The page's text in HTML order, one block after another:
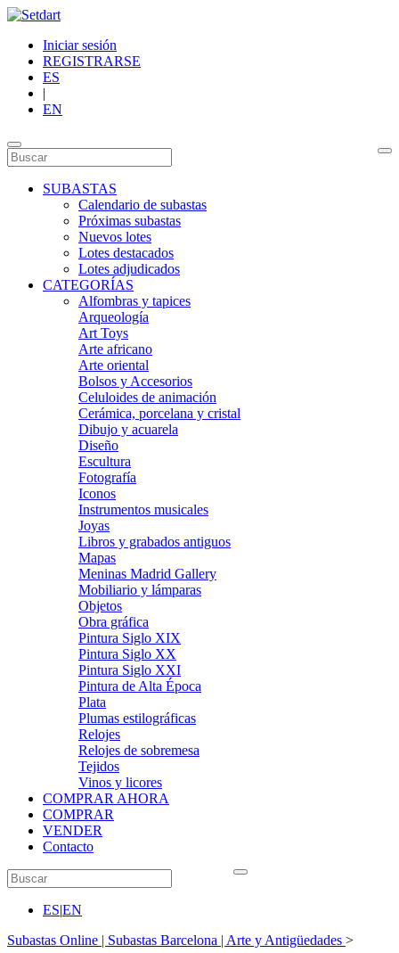
Iniciar sesión
REGISTRARSE
ES
|
EN
SUBASTAS
Calendario de subastas
Próximas subastas
Nuevos lotes
Lotes destacados
Lotes adjudicados
CATEGORÍAS
Alfombras y tapices
Arqueología
Art Toys
Arte africano
Arte oriental
Bolsos y Accesorios
Celuloides de animación
Cerámica, porcelana y cristal
Dibujo y acuarela
Diseño
Escultura
Fotografía
Iconos
Instrumentos musicales
Joyas
Libros y grabados antiguos
Mapas
Meninas Madrid Gallery
Mobiliario y lámparas
Objetos
Obra gráfica
Pintura Siglo XIX
Pintura Siglo XX
Pintura Siglo XXI
Pintura de Alta Época
Plata
Plumas estilográficas
Relojes
Relojes de sobremesa
Tejidos
Vinos y licores
COMPRAR AHORA
COMPRAR
VENDER
Contacto
ES|EN
Subastas Online | Subastas Barcelona | Arte y Antigüedades >